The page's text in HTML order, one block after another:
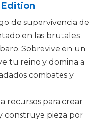
Edition
de supervivencia de
en las brutales
Sobrevive en un
tu reino y domina a
combates y
recursos para crear
construye pieza por